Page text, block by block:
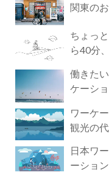
関東の
ちょっ
ら40分
働きた
ケーシ
ワーケ
観光の
日本ワ
ーショ